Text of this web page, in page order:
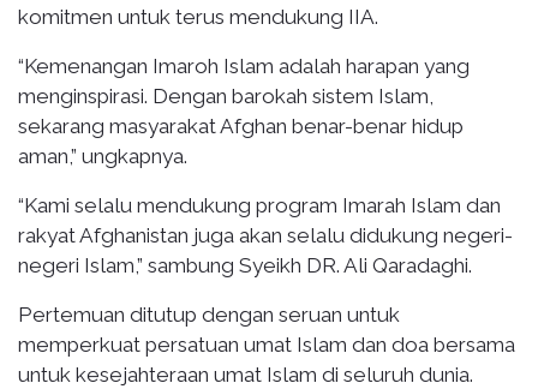
komitmen untuk terus mendukung IIA.
“Kemenangan Imaroh Islam adalah harapan yang
menginspirasi. Dengan barokah sistem Islam,
sekarang masyarakat Afghan benar-benar hidup
aman,” ungkapnya.
“Kami selalu mendukung program Imarah Islam dan
rakyat Afghanistan juga akan selalu didukung negeri-
negeri Islam,” sambung Syeikh DR. Ali Qaradaghi.
Pertemuan ditutup dengan seruan untuk
memperkuat persatuan umat Islam dan doa bersama
untuk kesejahteraan umat Islam di seluruh dunia.